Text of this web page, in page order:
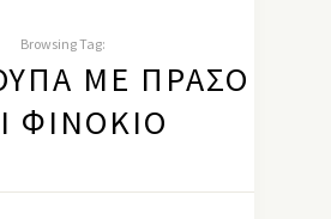
Browsing Tag:
ΜΕ ΠΡΆΣΟ
ΦΙΝΌΚΙΟ